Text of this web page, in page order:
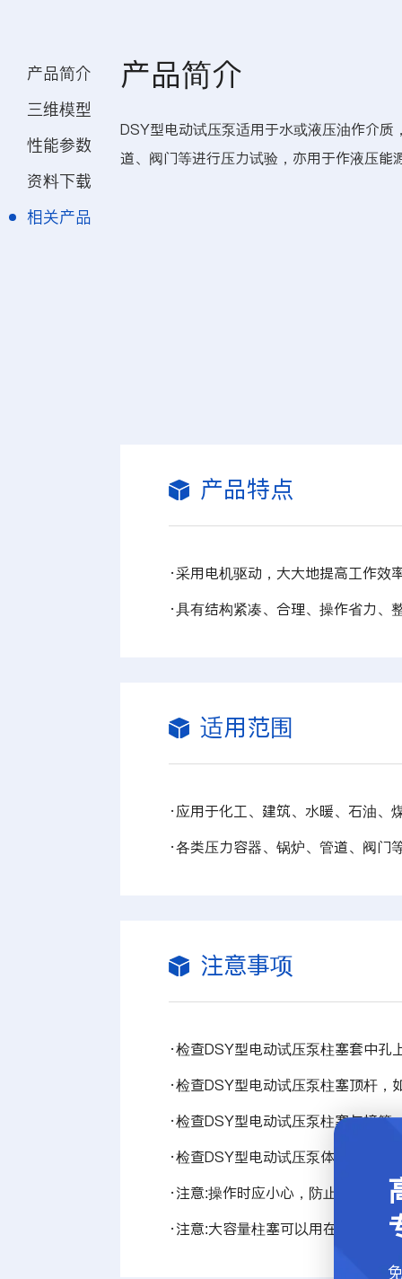
产品简介
DSY型电动试压泵适用于水或液压油作介质
道、阀门等进行压力试验，亦用于作液压能
产品特点
·采用电机驱动，大大地提高工作效
·具有结构紧凑、合理、操作省力、
适用范围
·应用于化工、建筑、水暖、石油、
·各类压力容器、锅炉、管道、阀
注意事项
·检查DSY型电动试压泵柱塞套中孔
·检查DSY型电动试压泵柱塞顶杆，
·检查DSY型电动试压泵柱塞与接管
·检查DSY型电动试压泵体。
·注意:操作时应小心，防止碰伤试
·注意:大容量柱塞可以用在大容量
产品简介
三维模型
性能参数
资料下载
相关产品